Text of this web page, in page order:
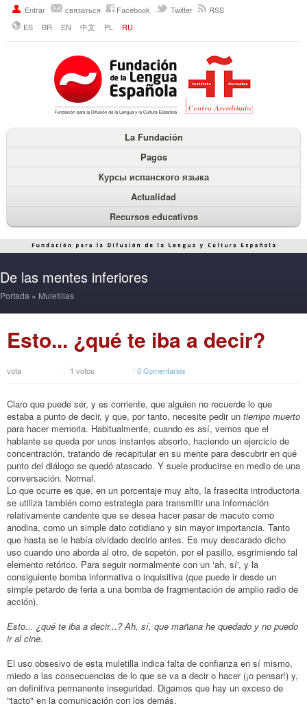
Entrar связаться Facebook Twitter
RSS
ES
BR EN 中文 PL RU
La Fundación
Pagos
Курсы испанского языка
Actualidad
Recursos educativos
De las mentes inferiores
Portada » Muletillas
Esto... ¿qué te iba a decir?
vota 1 votos /0 Comentarios
Claro que puede ser, y es corriente, que alguien no recuerde lo que
estaba a punto de decir, y que, por tanto, necesite pedir un tiempo muerto
para hacer memoria. Habitualmente, cuando es así, vemos que el
hablante se queda por unos instantes absorto, haciendo un ejercicio de
concentración, tratando de recapitular en su mente para descubrir en qué
punto del diálogo se quedó atascado. Y suele producirse en medio de una
conversación. Normal.
Lo que ocurre es que, en un porcentaje muy alto, la frasecita introductoria
se utiliza también como estrategia para transmitir una información
relativamente candente que se desea hacer pasar de macuto como
anodina, como un simple dato cotidiano y sin mayor importancia. Tanto
que hasta se le había olvidado decirlo antes. Es muy descarado dicho
uso cuando uno aborda al otro, de sopetón, por el pasillo, esgrimiendo tal
elemento retórico. Para seguir normalmente con un ‘ah, sí', y la
consiguiente bomba informativa o inquisitiva (que puede ir desde un
simple petardo de feria a una bomba de fragmentación de amplio radio de
acción).
Esto... ¿qué te iba a decir...? Ah, sí, que mañana he quedado y no puedo
ir al cine.
El uso obsesivo de esta muletilla indica falta de confianza en sí mismo,
miedo a las consecuencias de lo que se va a decir o hacer (¡o pensar!) y,
en definitiva permanente inseguridad. Digamos que hay un exceso de
"tacto" en la comunicación con los demás.